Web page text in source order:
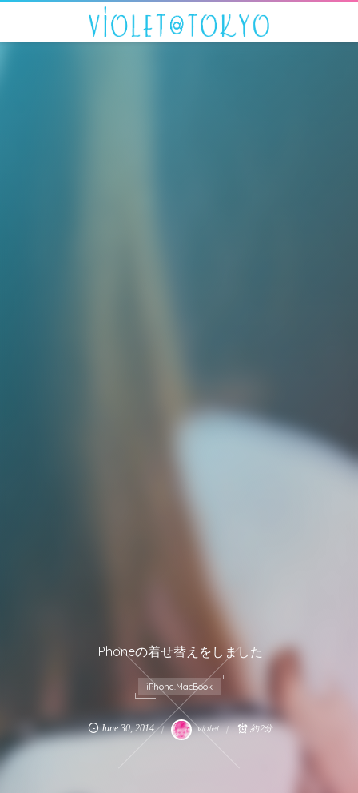
iPhoneの着せ替えをしました
iPhone.MacBook
June 30,2014 violet 約2分